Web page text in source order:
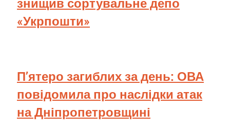
«Укрпошти»
П’ятеро загиблих за день: ОВА
повідомила про наслідки атак
на Дніпропетровщині